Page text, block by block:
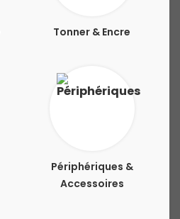
Tonner & Encre
Périphériques &
Accessoires